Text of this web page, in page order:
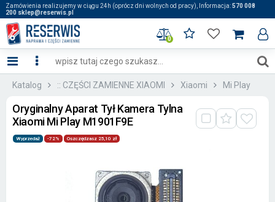
Zamówienia realizujemy w ciągu 24h (oprócz dni wolnych od pracy), Informacja:570 008
200 sklep@reserwis.pl
0
Katalog :: CZĘŚCI ZAMIENNE XIAOMI Xiaomi Mi Play
Oryginalny Aparat Tył Kamera Tylna
Xiaomi Mi Play M1901F9E
Wyprzedaż -72% Oszczędzasz 25,10 zł